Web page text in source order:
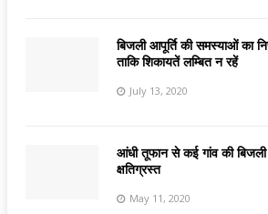
बिजली आपूर्ति की समस्याओं का
ताकि शिकायतें लम्बित न रहें
July 13, 2020
आंधी तूफान से कई गांव की
क्षतिग्रस्त
May 11, 2020